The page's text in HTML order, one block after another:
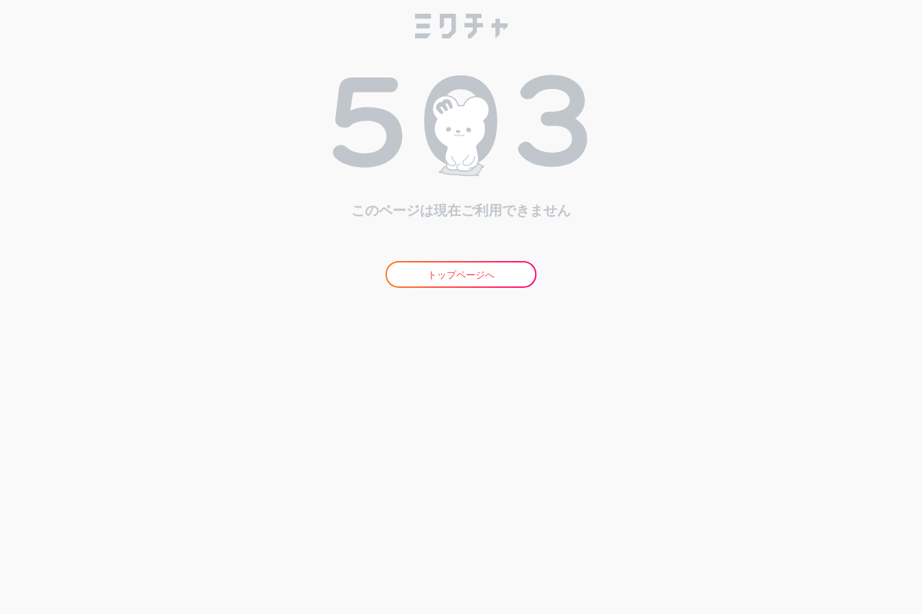
このページは現在ご利用できません